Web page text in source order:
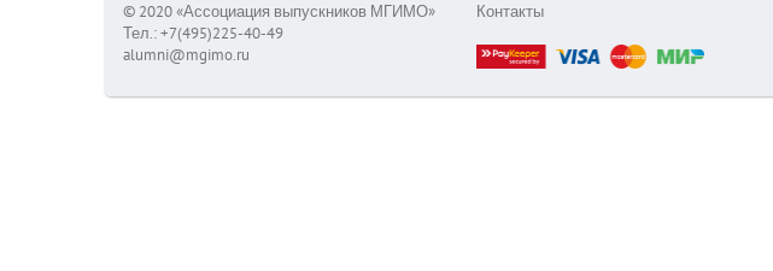
© 2020 «Ассоциация выпускников МГИМО»
Тел.: +7(495)225-40-49
alumni@mgimo.ru
Контакты